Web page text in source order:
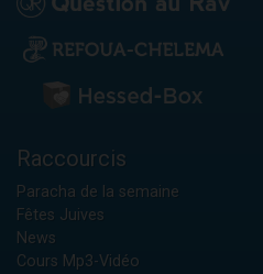
Raccourcis
Paracha de la semaine
Fêtes Juives
News
Cours Mp3-Vidéo